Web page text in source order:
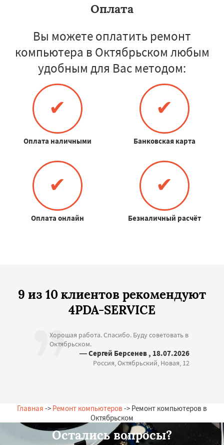
Оплата
Вы можете оплатить ремонт
компьютера в Октябрьском любым
удобным для Вас методом:
✔
Оплата наличными
✔
Банковская карта
✔
Оплата онлайн
✔
Безналичный расчёт
9 из 10 клиентов рекомендуют
4PDA-SERVICE
Хорошая работа. Спасибо. Буду советовать в
Октябрьском.
— Сергей Берсенев , 18.07.2026
Россия, Октябрьский, Новая, 12
Главная -> Ремонт компьютеров -> Ремонт компьютеров в
Октябрьском
Остались вопросы?